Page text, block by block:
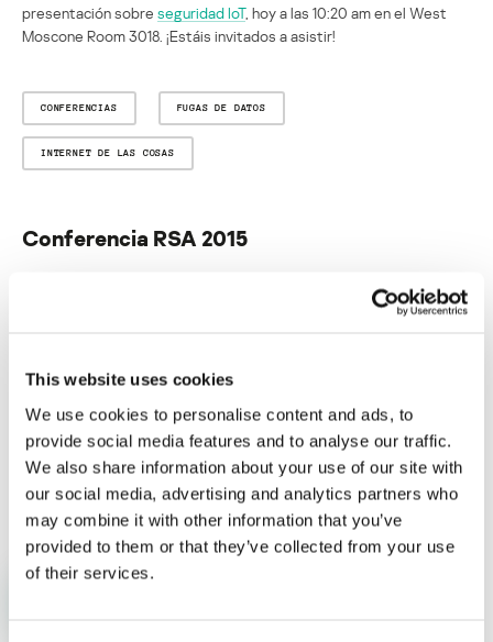
This website uses cookies
We use cookies to personalise content and ads, to
provide social media features and to analyse our traffic.
We also share information about your use of our site with
our social media, advertising and analytics partners who
may combine it with other information that you’ve
provided to them or that they’ve collected from your use
of their services.
presentación sobre seguridad IoT, hoy a las 10:20 am en el West
Moscone Room 3018. ¡Estáis invitados a asistir!
CONFERENCIAS FUGAS DE DATOS
INTERNET DE LAS COSAS
Conferencia RSA 2015
Su dirección de correo electrónico no será publicada. Los
Nombre* Correo electrónico *